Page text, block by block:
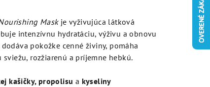
Maskje vyživujúca látková
intenzívnu hydratáciu, výživu a obnovu
pokožke cenné živiny, pomáha
rozžiarenú a príjemne hebkú.
kašičky, propolisu a kyseliny